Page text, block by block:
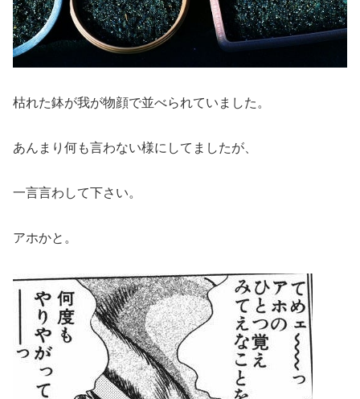
枯れた鉢が我が物顔で並べられていました。
あんまり何も言わない様にしてましたが、
一言言わして下さい。
アホかと。